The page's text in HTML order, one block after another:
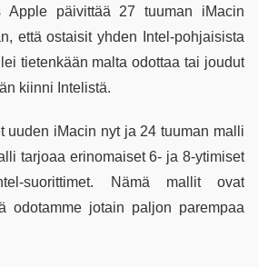
Apple päivittää 27 tuuman iMacin
että ostaisit yhden Intel-pohjaisista
tietenkään malta odottaa tai joudut
kiinni Intelistä.
uuden iMacin nyt ja 24 tuuman malli
tarjoaa erinomaiset 6- ja 8-ytimiset
suorittimet. Nämä mallit ovat
odotamme jotain paljon parempaa